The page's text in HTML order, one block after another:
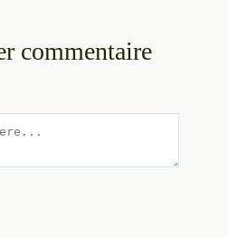
commentaire